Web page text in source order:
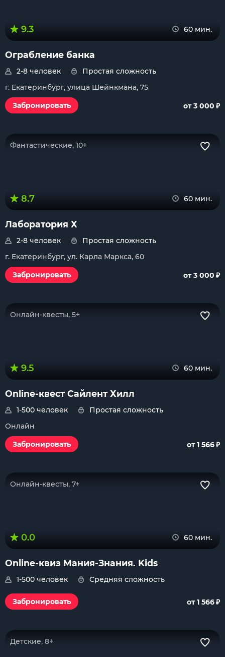
9.3 60 мин.
Ограбление банка
2-8 человек
Простая сложность
г. Екатеринбург, улица Шейнкмана, 75
Забронировать
от 3 000 ₽
Фантастические, 10+
8.7 60 мин.
Лаборатория Х
2-8 человек
Простая сложность
г. Екатеринбург, ул. Карла Маркса, 60
Забронировать
от 3 000 ₽
Онлайн-квесты, 5+
9.5 60 мин.
Online-квест Сайлент Хилл
1-500 человек
Простая сложность
Онлайн
Забронировать
от 1 566₽
Онлайн-квесты, 7+
0.0 60 мин.
Online-квиз Мания-Знания. Kids
1-500 человек Средняя сложность
Забронировать от 1 566₽
Детские, 8+